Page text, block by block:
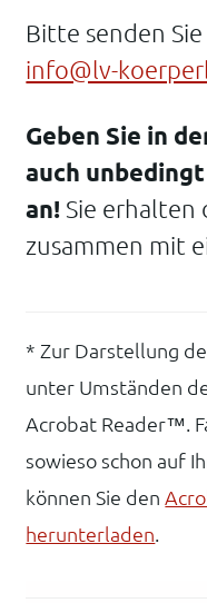
Bitte senden
info@lv-
Geben Sie in
auch
an! Sie erhalten
zusammen mit
* Zur Darstellung
unter Umständen
Acrobat Reader™.
sowieso schon auf
können Sie den
herunterladen.